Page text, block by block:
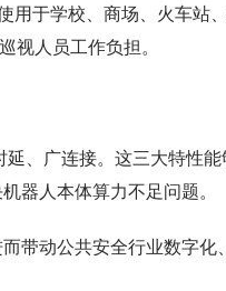
用于学校、商场、火车站
视人员工作负担。
、广连接。这三大特性
器人本体算力不足问题。
带动公共安全行业数字